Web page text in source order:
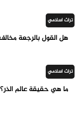
تراث اسلامي
هل القول بالرجعة
تراث اسلامي
ما هي حقيقة عالم الذر؟